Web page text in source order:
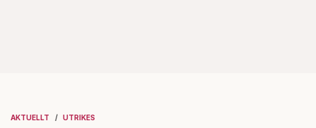
AKTUELLT UTRIKES